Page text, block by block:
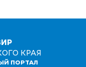
КРАЯ
ПОРТАЛ